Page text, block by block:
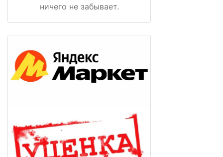
ничего не забывает.